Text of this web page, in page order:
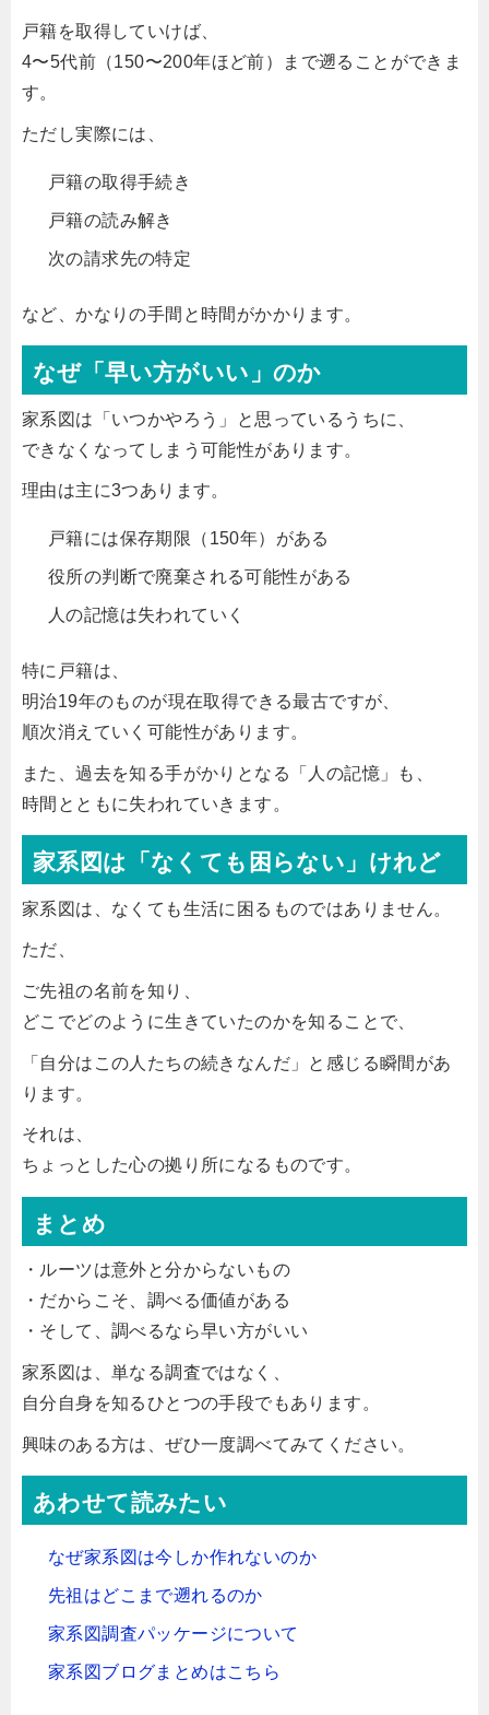
戸籍を取得していけば、
4〜5代前（150〜200年ほど前）まで遡ることができま
す。
ただし実際には、
戸籍の取得手続き
戸籍の読み解き
次の請求先の特定
など、かなりの手間と時間がかかります。
なぜ「早い方がいい」のか
家系図は「いつかやろう」と思っているうちに、
できなくなってしまう可能性があります。
理由は主に3つあります。
戸籍には保存期限（150年）がある
役所の判断で廃棄される可能性がある
人の記憶は失われていく
特に戸籍は、
明治19年のものが現在取得できる最古ですが、
順次消えていく可能性があります。
また、過去を知る手がかりとなる「人の記憶」も、
時間とともに失われていきます。
家系図は「なくても困らない」けれど
家系図は、なくても生活に困るものではありません。
ただ、
ご先祖の名前を知り、
どこでどのように生きていたのかを知ることで、
「自分はこの人たちの続きなんだ」と感じる瞬間があ
ります。
それは、
ちょっとした心の拠り所になるものです。
まとめ
・ルーツは意外と分からないもの
・だからこそ、調べる価値がある
・そして、調べるなら早い方がいい
家系図は、単なる調査ではなく、
自分自身を知るひとつの手段でもあります。
興味のある方は、ぜひ一度調べてみてください。
あわせて読みたい
なぜ家系図は今しか作れないのか
先祖はどこまで遡れるのか
家系図調査パッケージについて
家系図ブログまとめはこちら